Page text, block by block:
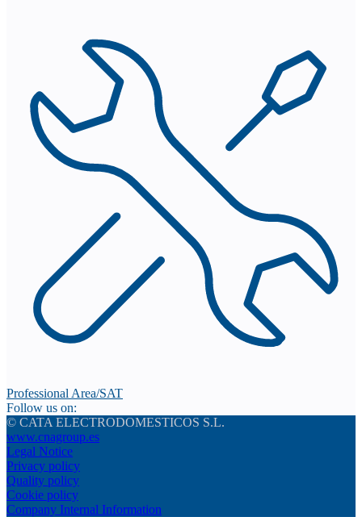
Professional Area/SAT
Follow us on:
© CATA ELECTRODOMESTICOS S.L.
www.cnagroup.es
Legal Notice
Privacy policy
Quality policy
Cookie policy
Company Internal Information